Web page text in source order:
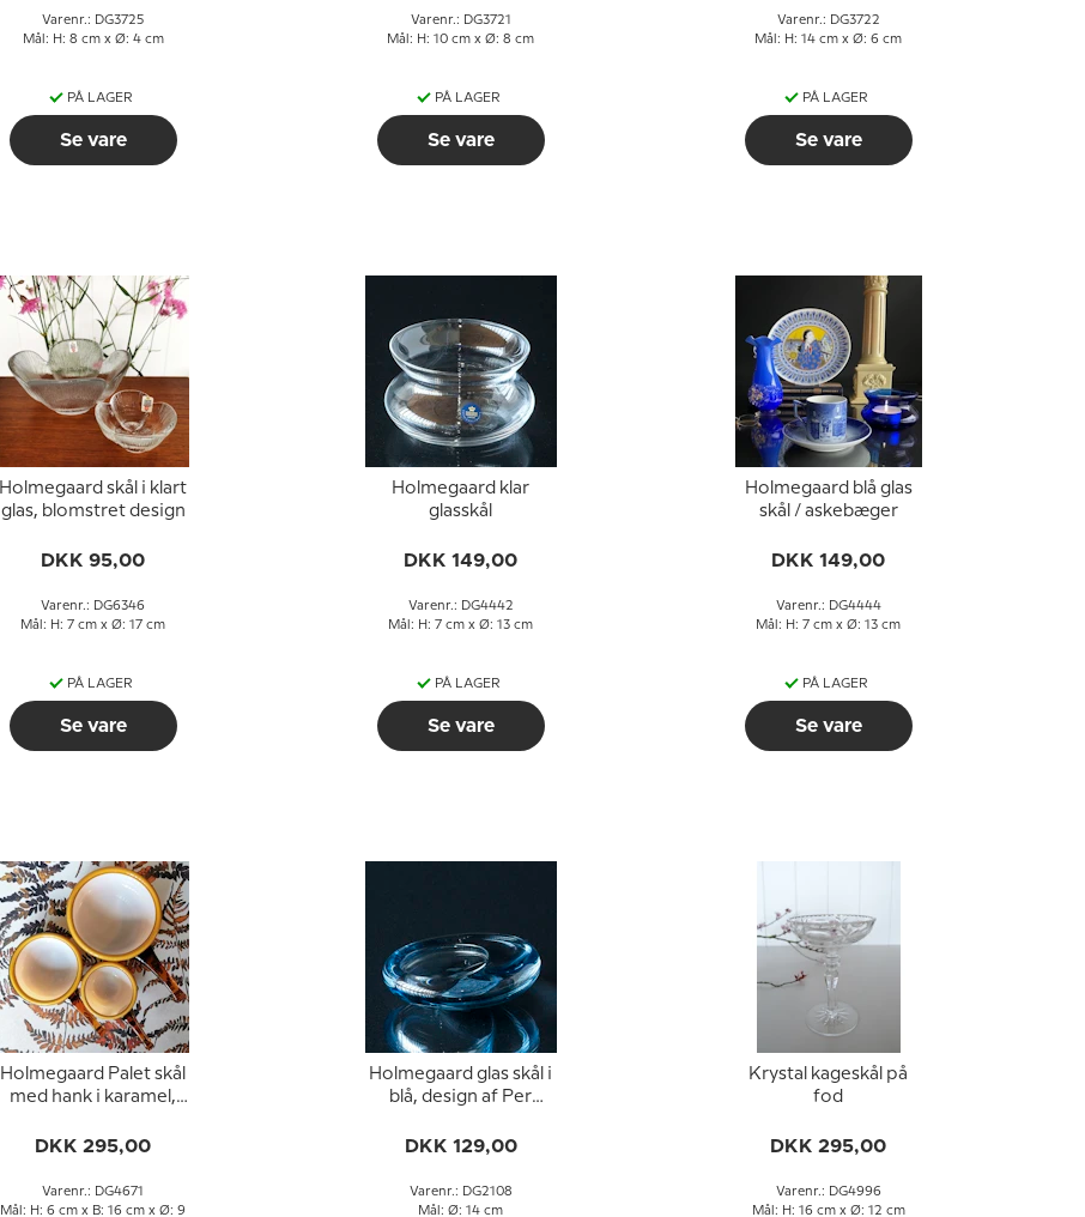
Varenr.: DG3725
Mål: H: 8 cm x Ø: 4 cm
PÅ LAGER
Se vare
Varenr.: DG3721
Mål: H: 10 cm x Ø: 8 cm
PÅ LAGER
Se vare
Varenr.: DG3722
Mål: H: 14 cm x Ø: 6 cm
PÅ LAGER
Se vare
Holmegaard skål i klart
glas, blomstret design
DKK 95,00
Varenr.: DG6346
Mål: H: 7 cm x Ø: 17 cm
PÅ LAGER
Se vare
Holmegaard klar
glasskål
DKK 149,00
Varenr.: DG4442
Mål: H: 7 cm x Ø: 13 cm
PÅ LAGER
Se vare
Holmegaard blå glas
skål / askebæger
DKK 149,00
Varenr.: DG4444
Mål: H: 7 cm x Ø: 13 cm
PÅ LAGER
Se vare
Holmegaard Palet skål
med hank i karamel,
DKK 295,00
Varenr.: DG4671
Mål: H: 6 cm x B: 16 cm x Ø: 9
Holmegaard glas skål i
blå, design af Per
DKK 129,00
Varenr.: DG2108
Mål: Ø: 14 cm
Krystal kageskål på
fod
DKK 295,00
Varenr.: DG4996
Mål: H: 16 cm x Ø: 12 cm